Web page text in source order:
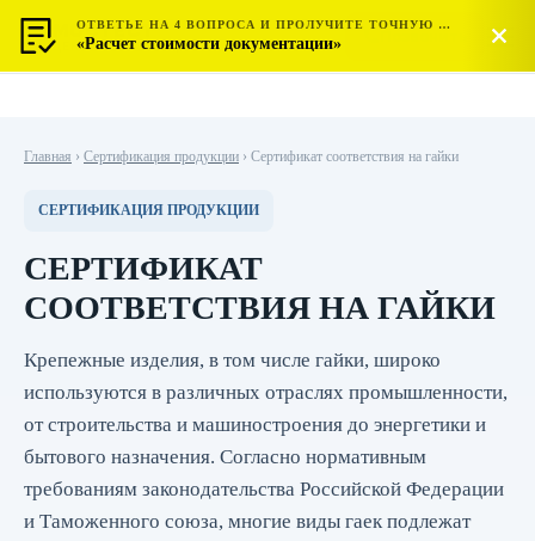
МОСТЕСТ
ЦЕНТР СЕРТИФИКАЦИИ
Главная › Сертификация продукции › Сертификат соответствия на гайки
СЕРТИФИКАЦИЯ ПРОДУКЦИИ
СЕРТИФИКАТ
СООТВЕТСТВИЯ НА ГАЙКИ
Крепежные изделия, в том числе гайки, широко
используются в различных отраслях промышленности,
от строительства и машиностроения до энергетики и
бытового назначения. Согласно нормативным
требованиям законодательства Российской Федерации
и Таможенного союза, многие виды гаек подлежат
ОТВЕТЬЕ НА 4 ВОПРОСА И ПРОЛУЧИТЕ ТОЧНУЮ СТОИМОСТЬ
«Расчет стоимости документации»